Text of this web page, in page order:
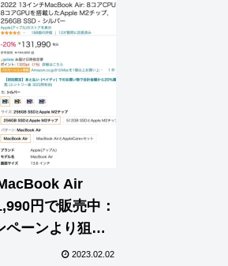
Air
円で販売中：
ーンより狙い
2023.02.02